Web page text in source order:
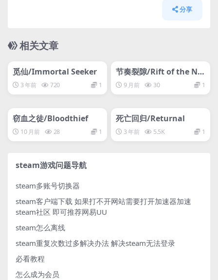
分享
相关文章
网盘下载游戏
觅仙/Immortal Seeker
3 年前 720 1
网盘下载游戏
节奏裂隙/Rift of the Ne
croDancer
9 月前 30 1
网盘下载游戏
窃血之徒/Bloodthief
10 月前 28 1
网盘下载游戏
死亡回归/Returnal
3 年前 5.5K 1
steam游戏问题导航
steam多账号切换器
steam客户端下载 如果打不开网站需要打开加速器加速
steam社区 即可推荐网易UU
steam怎么离线
steam重复次数过多解决办法 解决steam无法登录
必看教程
怎么成为会员